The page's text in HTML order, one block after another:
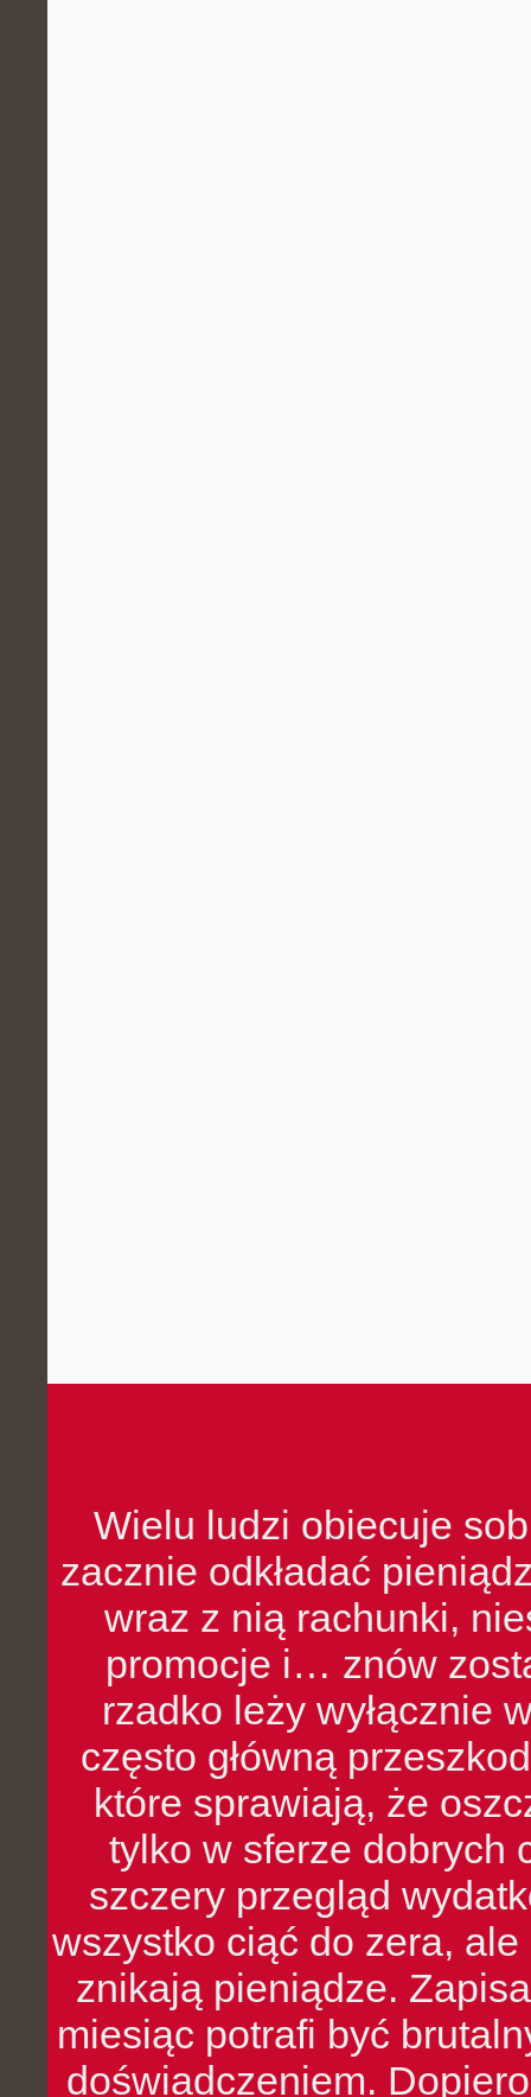
Wielu ludzi obiecuje
zacznie odkładać
wraz z nią rachunki,
promocje i… znów
rzadko leży wyłącznie
często główną
które sprawiają, że
tylko w sferze dobrych
szczery przegląd
wszystko ciąć do zera,
znikają pieniądze.
miesiąc potrafi być
doświadczeniem.